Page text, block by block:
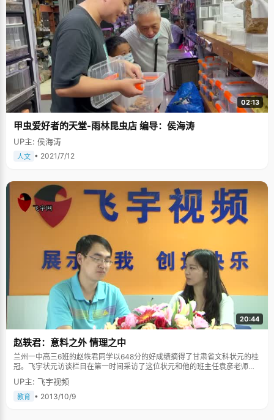
02:13
甲虫爱好者的天堂-雨林昆虫店 编导：侯海涛
UP主: 侯海涛
人文 • 2021/7/12
20:44
赵轶君：意料之外 情理之中
兰州一中高三6班的赵轶君同学以648分的好成绩摘得了甘肃省文科状元的桂
冠。飞宇状元访谈栏目在第一时间采访了这位状元和他的班主任袁彦老师，
听他们讲述状元背后的故事。 学习没有独门秘籍紧跟老师吃透课本 648分的
高分刷新了甘肃文科最高分的记录，当记者问到赵轶君在高三学习中有什么
方法的时候，"紧跟老师，吃透课本"八个字立刻从他嘴里说出。"其实我真的
UP主: 飞宇视频
教育 • 2013/10/9